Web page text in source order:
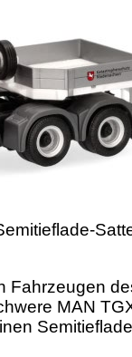
Fahrzeugen
MAN